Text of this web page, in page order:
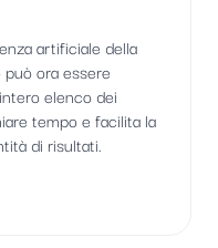
artificiale della
ora essere
elenco dei
tempo e facilita la
di risultati.